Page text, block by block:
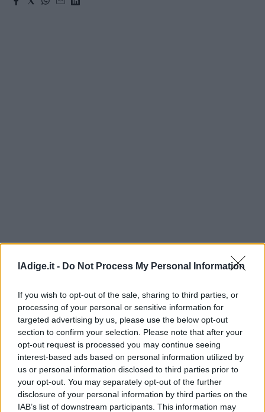
lAdige.it - Do Not Process My Personal Information
If you wish to opt-out of the sale, sharing to third parties, or
processing of your personal or sensitive information for
targeted advertising by us, please use the below opt-out
section to confirm your selection. Please note that after your
opt-out request is processed you may continue seeing
interest-based ads based on personal information utilized by
us or personal information disclosed to third parties prior to
your opt-out. You may separately opt-out of the further
disclosure of your personal information by third parties on the
IAB’s list of downstream participants. This information may
Dolomiti
Social media